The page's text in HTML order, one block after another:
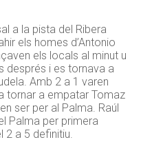
a la pista del Ribera
els homes d’Antonio
els locals al minut u
després i es tornava a
Amb 2 a 1 varen
tornar a empatar Tomaz
ser per al Palma. Raúl
Palma per primera
2 a 5 definitiu.